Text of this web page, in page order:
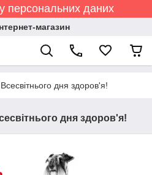
персональних даних
магазин
дня здоров'я!
дня здоров'я!